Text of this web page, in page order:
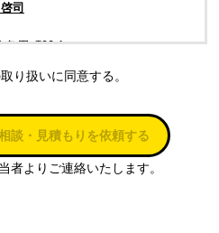
司
亀田町90-1
り扱いに同意する。
談・見積もりを依頼する
者よりご連絡いたします。